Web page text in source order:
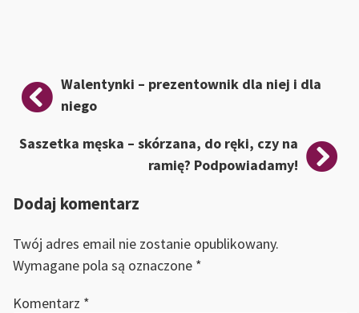
Nawigacja
wpisu
Walentynki – prezentownik dla niej i dla
niego
Saszetka męska – skórzana, do ręki, czy na
ramię? Podpowiadamy!
Dodaj komentarz
Twój adres email nie zostanie opublikowany.
Wymagane pola są oznaczone *
Komentarz *